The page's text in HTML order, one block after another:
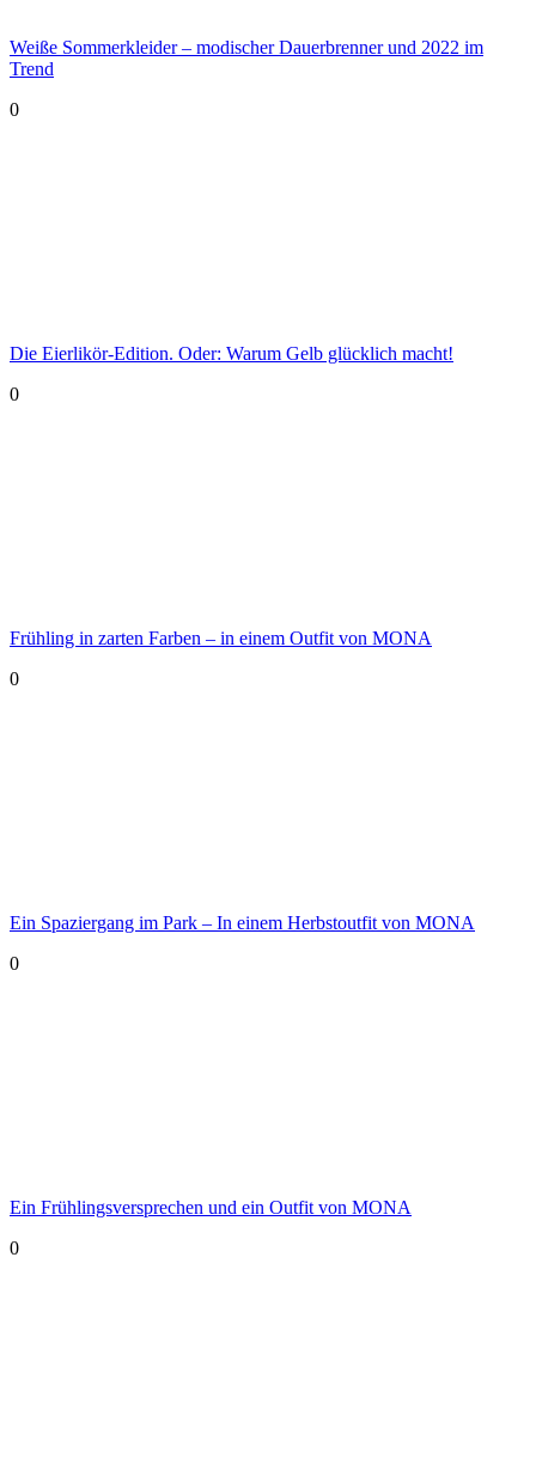
Weiße Sommerkleider – modischer Dauerbrenner und 2022 im
Trend
0
Die Eierlikör-Edition. Oder: Warum Gelb glücklich macht!
0
Frühling in zarten Farben – in einem Outfit von MONA
0
Ein Spaziergang im Park – In einem Herbstoutfit von MONA
0
Ein Frühlingsversprechen und ein Outfit von MONA
0